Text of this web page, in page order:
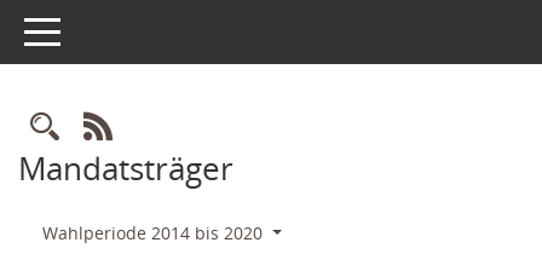
Toggle navigation
Rechercheauswahl
RSS-Feed
Mandatsträger
Wahlperiode 2014 bis 2020